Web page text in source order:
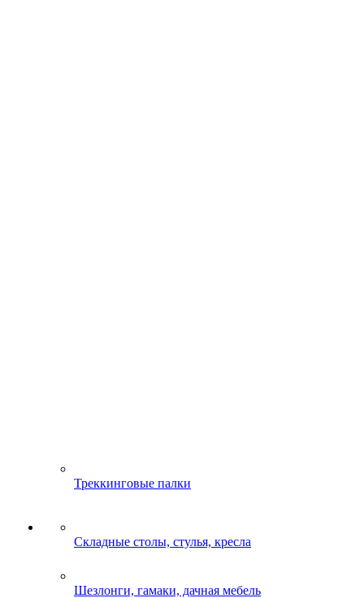
Треккинговые палки
Складные столы, стулья, кресла
Шезлонги, гамаки, дачная мебель